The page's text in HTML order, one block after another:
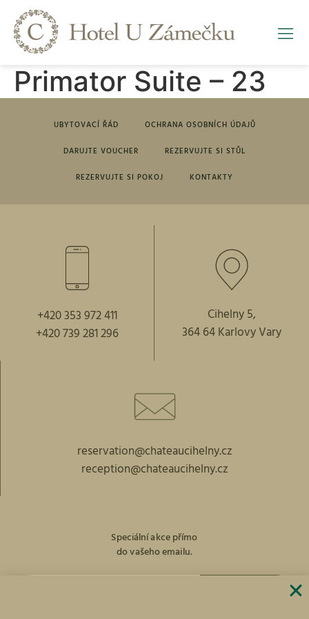
Primator Suite – 23
UBYTOVACÍ ŘÁD OCHRANA OSOBNÍCH ÚDAJŮ
DARUJTE VOUCHER REZERVUJTE SI STŮL
REZERVUJTE SI POKOJ KONTAKTY
+420 353 972 411
+420 739 281 296
Cihelny 5,
364 64 Karlovy Vary
reservation@chateaucihelny.cz
reception@chateaucihelny.cz
Speciální akce přímo
do vašeho emailu.